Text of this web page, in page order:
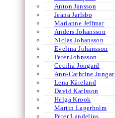
Anton Jansson
Jeana Jarlsbo
Marianne Jeffmar
Anders Johansson
Niclas Johansson
Evelina Johansson
Peter Johnsson
Cecilia Jöngard
Ann-Cathrine Jungar
Lena Kåreland
David Karlsson
Helga Krook
Martin Lagerholm
Peter Landelius